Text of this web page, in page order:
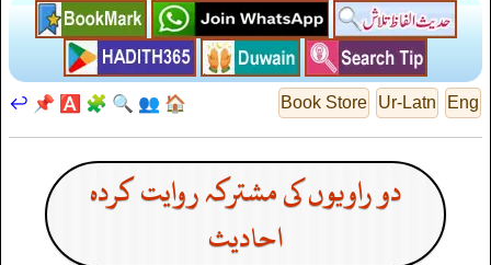
Eng
Ur-Latn
Book Store
🏠
👥
🔍
🧩
🅰️
📌
↩️
دو راویوں کی مشترکہ روایت کردہ
احادیث